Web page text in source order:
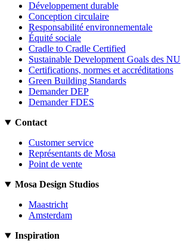
Développement durable
Conception circulaire
Responsabilité environnementale
Équité sociale
Cradle to Cradle Certified
Sustainable Development Goals des NU
Certifications, normes et accréditations
Green Building Standards
Demander DEP
Demander FDES
Contact
Customer service
Représentants de Mosa
Point de vente
Mosa Design Studios
Maastricht
Amsterdam
Inspiration